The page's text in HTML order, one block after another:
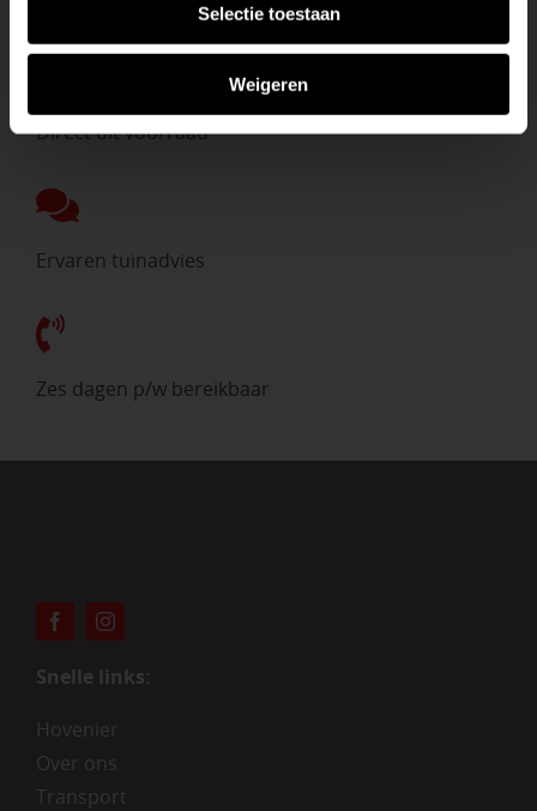
Selectie toestaan
Weigeren
Direct uit voorraad
Ervaren tuinadvies
Zes dagen p/w bereikbaar
Snelle links:
Hovenier
Over ons
Transport